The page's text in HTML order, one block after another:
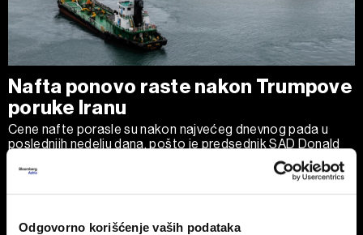
Odgovorno korišćenje vaših podataka
Nafta ponovo raste nakon Trumpove
poruke Iranu
Cene nafte porasle su nakon najvećeg dnevnog pada u
poslednjih nedelju dana, pošto je predsednik SAD Donald
Trump izjavio da je Teheranu ponudio 'poslednju priliku' za
dogovor, očekujući da će Ormuski moreuz uskoro biti